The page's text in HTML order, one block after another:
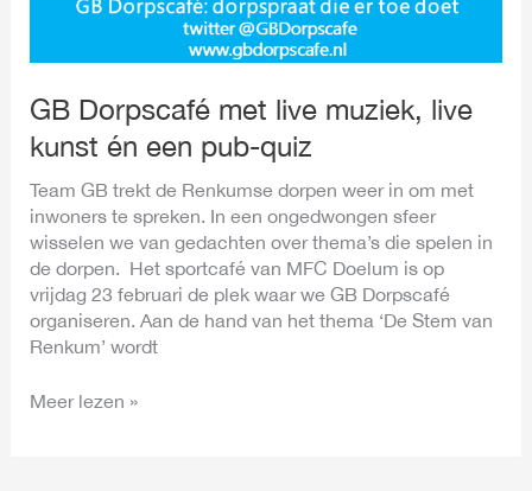
GB Dorpscafé met live muziek, live
kunst én een pub-quiz
Team GB trekt de Renkumse dorpen weer in om met
inwoners te spreken. In een ongedwongen sfeer
wisselen we van gedachten over thema’s die spelen in
de dorpen. Het sportcafé van MFC Doelum is op
vrijdag 23 februari de plek waar we GB Dorpscafé
organiseren. Aan de hand van het thema ‘De Stem van
Renkum’ wordt
Meer lezen »